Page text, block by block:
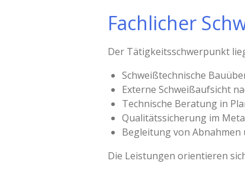
Fachlicher
Der Tätigkeitsschwerpunkt
Schweißtechnische
Externe Schweißaufsicht
Technische Beratung in
Qualitätssicherung im
Begleitung von
Die Leistungen orientieren